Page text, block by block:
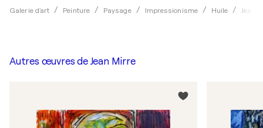
Galerie d'art Peinture Paysage Impressionisme Huile Jean
Autres œuvres de Jean Mirre